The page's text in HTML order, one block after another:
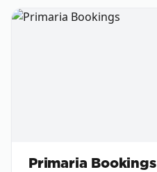
Primaria Bookings